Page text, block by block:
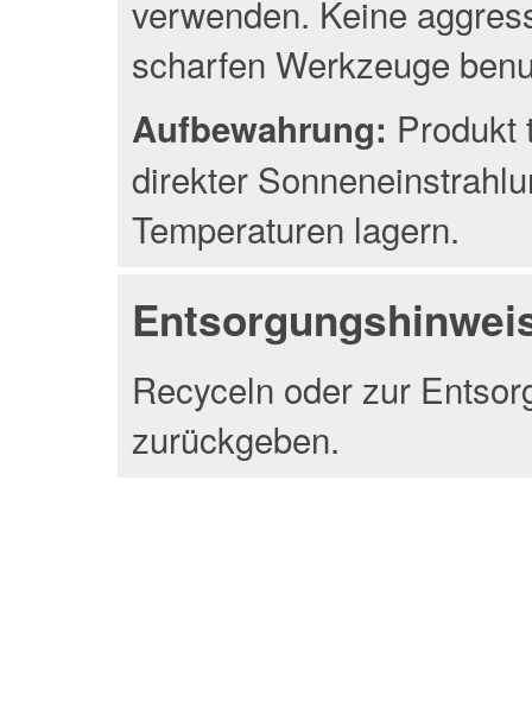
verwenden. Keine
scharfen Werkzeuge
Aufbewahrung: Produkt
direkter
Temperaturen lagern.
Recyceln oder zur
zurückgeben.